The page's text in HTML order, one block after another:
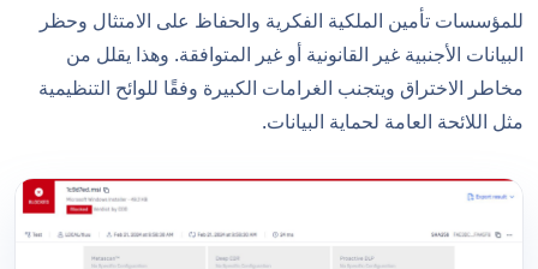
للمؤسسات تأمين الملكية الفكرية والحفاظ على الامتثال وحظر
البيانات الأجنبية غير القانونية أو غير المتوافقة. وهذا يقلل من
مخاطر الاختراق ويتجنب الغرامات الكبيرة وفقًا للوائح التنظيمية
مثل اللائحة العامة لحماية البيانات.